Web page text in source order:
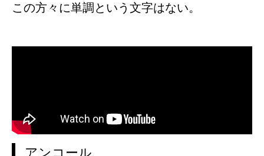
この方々に単調という文字はない。
アンコール